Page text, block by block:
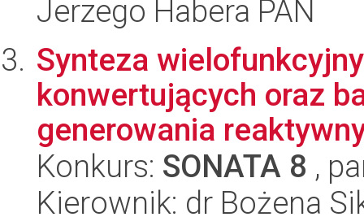
Jerzego Habera PAN
Synteza
konwertujących oraz
generowania
Konkurs: SONATA 8 ,
Kierownik: dr Bożena